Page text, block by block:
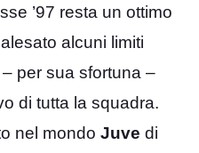
’97 resta un ottimo
alcuni limiti
per sua sfortuna –
di tutta la squadra.
nel mondo Juve di